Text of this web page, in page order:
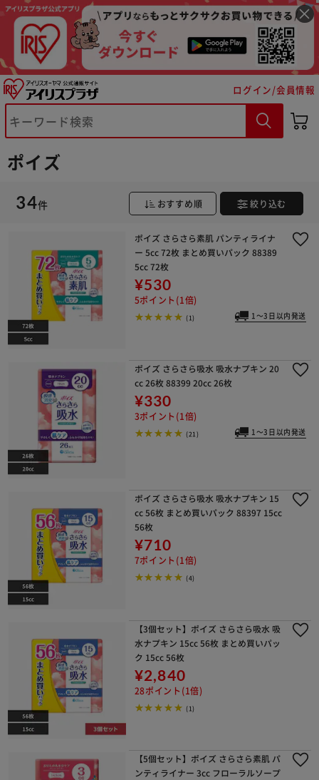
ログイン/会員情報
ポイズ
34件 おすすめ順 絞り込む
ポイズ さらさら素肌 パンティライナ
ー 5cc 72枚 まとめ買いパック 88389
5cc 72枚
¥530
5ポイント(1倍)
(1) 1～3日以内発送
ポイズ さらさら吸水 吸水ナプキン 20
cc 26枚 88399 20cc 26枚
¥330
3ポイント(1倍)
(21) 1～3日以内発送
ポイズ さらさら吸水 吸水ナプキン 15
cc 56枚 まとめ買いパック 88397 15cc
56枚
¥710
7ポイント(1倍)
(4)
【3個セット】ポイズ さらさら吸水 吸
水ナプキン 15cc 56枚 まとめ買いパッ
ク 15cc 56枚
¥2,840
28ポイント(1倍)
(1)
【5個セット】ポイズ さらさら素肌 パ
ンティライナー 3cc フローラルソープ
※ご確認ください
カートに入れる 購入手続きへ